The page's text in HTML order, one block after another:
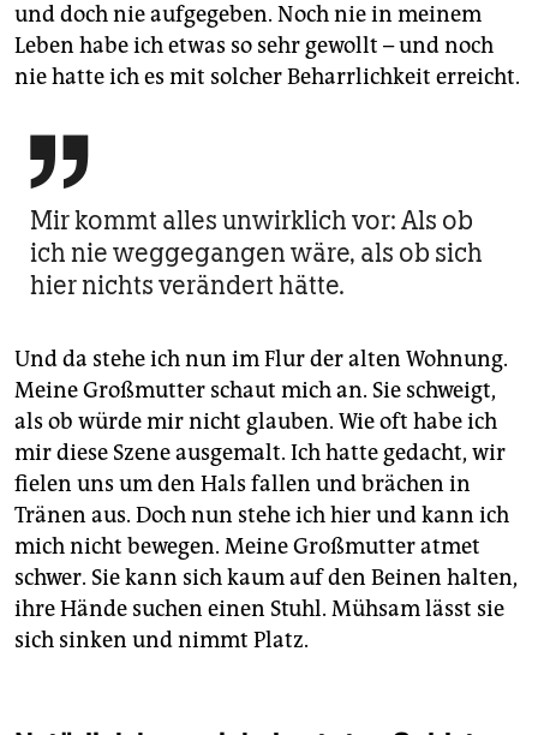
und doch nie aufgegeben. Noch nie in meinem
Leben habe ich etwas so sehr gewollt – und noch
nie hatte ich es mit solcher Beharrlichkeit erreicht.

Mir kommt alles unwirklich vor: Als ob
ich nie weggegangen wäre, als ob sich
hier nichts verändert hätte.
Und da stehe ich nun im Flur der alten Wohnung.
Meine Großmutter schaut mich an. Sie schweigt,
als ob würde mir nicht glauben. Wie oft habe ich
mir diese Szene ausgemalt. Ich hatte gedacht, wir
fielen uns um den Hals fallen und brächen in
Tränen aus. Doch nun stehe ich hier und kann ich
mich nicht bewegen. Meine Großmutter atmet
schwer. Sie kann sich kaum auf den Beinen halten,
ihre Hände suchen einen Stuhl. Mühsam lässt sie
sich sinken und nimmt Platz.